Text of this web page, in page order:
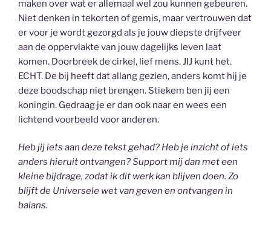
maken over wat er allemaal wel zou kunnen gebeuren.
Niet denken in tekorten of gemis, maar vertrouwen dat
er voor je wordt gezorgd als je jouw diepste drijfveer
aan de oppervlakte van jouw dagelijks leven laat
komen. Doorbreek de cirkel, lief mens. JIJ kunt het.
ECHT. De bij heeft dat allang gezien, anders komt hij je
deze boodschap niet brengen. Stiekem ben jij een
koningin. Gedraag je er dan ook naar en wees een
lichtend voorbeeld voor anderen.
Heb jij iets aan deze tekst gehad? Heb je inzicht of iets
anders hieruit ontvangen? Support mij dan met een
kleine bijdrage, zodat ik dit werk kan blijven doen. Zo
blijft de Universele wet van geven en ontvangen in
balans.